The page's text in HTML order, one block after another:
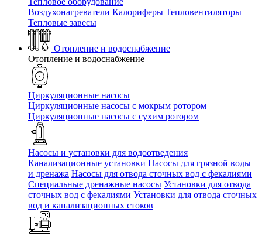
Воздухонагреватели Калориферы Тепловентиляторы
Тепловые завесы
Отопление и водоснабжение
Отопление и водоснабжение
Циркуляционные насосы
Циркуляционные насосы с мокрым ротором
Циркуляционные насосы с сухим ротором
Насосы и установки для водоотведения
Канализационные установки Насосы для грязной воды
и дренажа Насосы для отвода сточных вод c фекалиями
Специальные дренажные насосы Установки для отвода
сточных вод c фекалиями Установки для отвода сточных
вод и канализационных стоков